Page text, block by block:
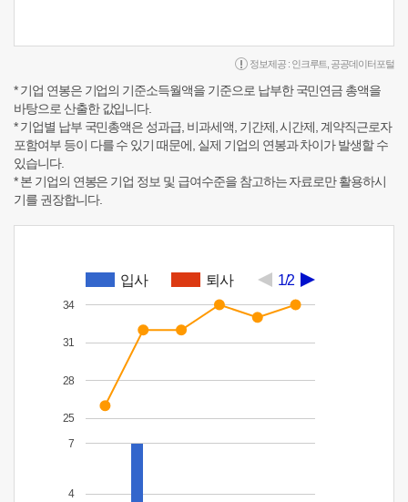
정보제공 : 인크루트 공공데이터포털
* 기업 연봉은 기업의 기준소득월액을 기준으로 납부한 국민연금 총액을
바탕으로 산출한 값입니다.
* 기업별 납부 국민총액은 성과급, 비과세액, 기간제, 시간제, 계약직근로자
포함여부 등이 다를 수 있기 때문에, 실제 기업의 연봉과 차이가 발생할 수
있습니다.
* 본 기업의 연봉은 기업 정보 및 급여수준을 참고하는 자료로만 활용하시
기를 권장합니다.
입사 퇴사 1/2
4
7
25
28
31
34